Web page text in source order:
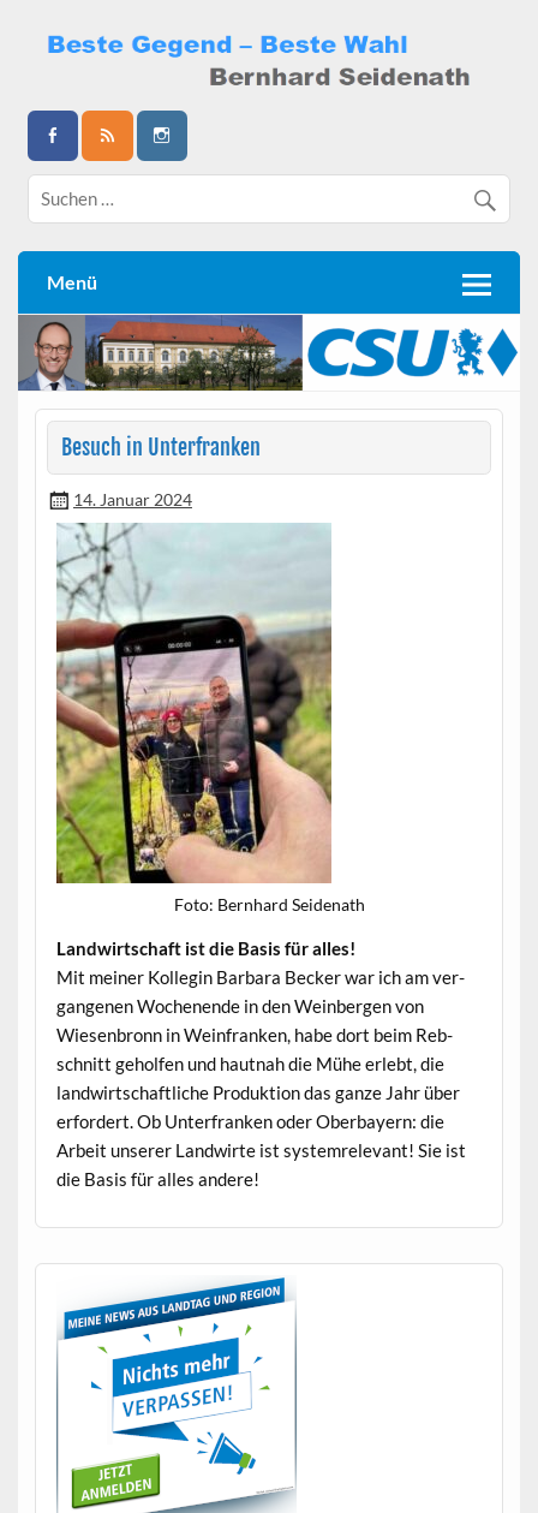
content
Bernhard Seidenath
Menü
Besuch in Unterfranken
14. Januar 2024
Foto: Bern­hard Seidenath
Land­wirtschaft ist die Basis für alles!
Mit mein­er Kol­le­gin Bar­bara Beck­er war ich am ver­
gan­genen Woch­enende in den Wein­ber­gen von
Wiesen­bronn in Wein­franken, habe dort beim Reb­
schnitt geholfen und haut­nah die Mühe erlebt, die
land­wirtschaftliche Pro­duk­tion das ganze Jahr über
erfordert. Ob Unter­franken oder Ober­bay­ern: die
Arbeit unser­er Land­wirte ist sys­tem­rel­e­vant! Sie ist
die Basis für alles andere!